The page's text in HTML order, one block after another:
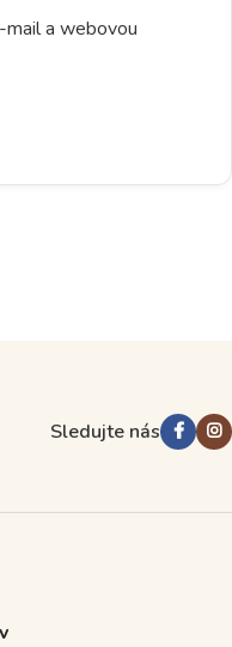
a webovou
Sledujte nás